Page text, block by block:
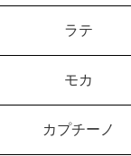
ラテ
モカ
カプチーノ